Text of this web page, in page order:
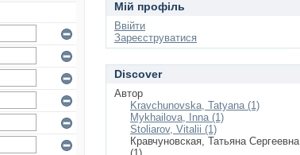
Мій профіль
Ввійти
Зареєструватися
Discover
Автор
Kravchunovska, Tatyana (1)
Mykhailova, Inna (1)
Stoliarov, Vitalii (1)
Кравчуновская, Татьяна Сергеевна